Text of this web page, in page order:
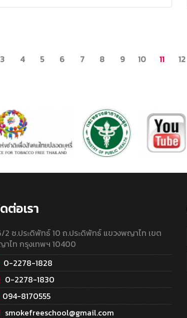
3 4 5 6 7 8 9 10 11 12
ต่อเรา
2 ซ.ประดิพัทธ์ 10 ถ.ประดิพัทธ์ แขวงพญาไท เขต
ไท กรุงเทพฯ 10400
0-2278-1828
0-2278-1830
094-8170555
smokefreeschool@gmail.com